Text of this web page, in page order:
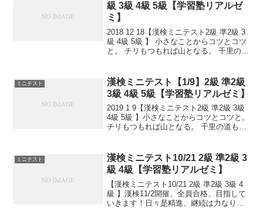
級 3級 4級 5級【学習塾リアルゼ
ミ】
2018 12 18【漢検ミニテスト2級 準2級 3
級 4級 5級 】 小さなことからコツとコツ
と。 チリもつもれば山となる。 千里の道
は皆さんだいたいできますが、...
ミニテスト
漢検ミニテスト【1/9】2級 準2級
3級 4級 5級【学習塾リアルゼミ】
2019 1 9【漢検ミニテスト2級 準2級 3級
4級 5級 】小さなことからコツとコツと。
チリもつもれば山となる。 千里の道も一
熟語問題などの出来具合が合否...
ミニテスト
漢検ミニテスト10/21 2級 準2級 3
級 4級【学習塾リアルゼミ】
【漢検ミニテスト10/21 2級 準2級 3級 4
級 】漢検11/2開催、全員合格、目指して
いきます！日々是精進、継続は力なり！